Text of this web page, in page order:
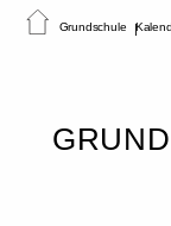
Grundschule